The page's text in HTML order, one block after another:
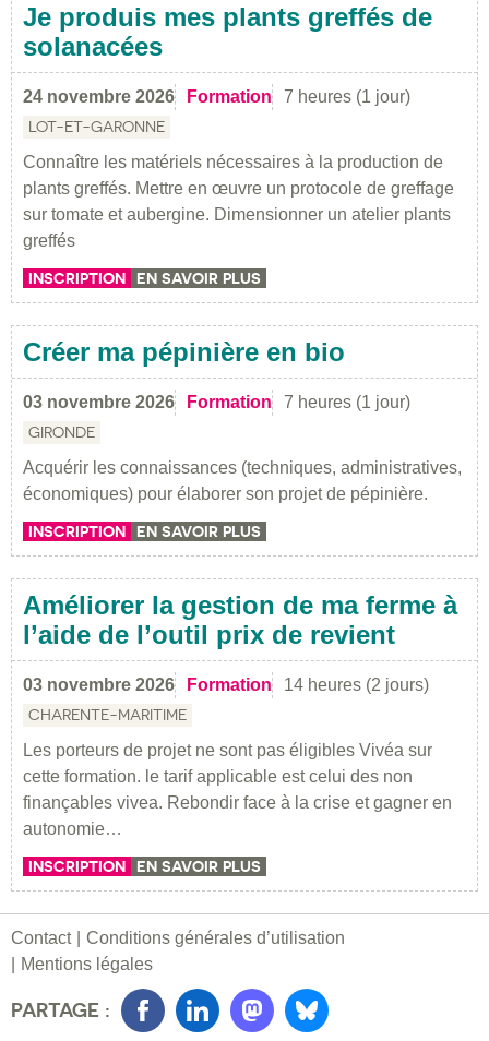
Je produis mes plants greffés de
solanacées
24 novembre 2026 Formation 7 heures (1 jour)
LOT-ET-GARONNE
Connaître les matériels nécessaires à la production de
plants greffés. Mettre en œuvre un protocole de greffage
sur tomate et aubergine. Dimensionner un atelier plants
greffés
INSCRIPTION EN SAVOIR PLUS
Créer ma pépinière en bio
03 novembre 2026 Formation 7 heures (1 jour)
GIRONDE
Acquérir les connaissances (techniques, administratives,
économiques) pour élaborer son projet de pépinière.
INSCRIPTION EN SAVOIR PLUS
Améliorer la gestion de ma ferme à
l’aide de l’outil prix de revient
03 novembre 2026 Formation 14 heures (2 jours)
CHARENTE-MARITIME
Les porteurs de projet ne sont pas éligibles Vivéa sur
cette formation. le tarif applicable est celui des non
finançables vivea. Rebondir face à la crise et gagner en
autonomie…
INSCRIPTION EN SAVOIR PLUS
Contact
Conditions générales d’utilisation
Mentions légales
PARTAGE :
FacebookLinkedInMastondon
Bluesky